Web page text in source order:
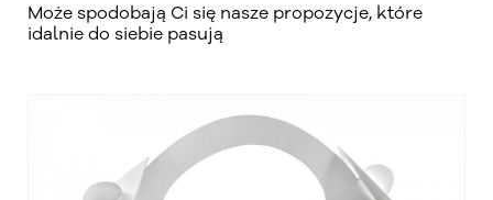
Może spodobają Ci się nasze propozycje, które
idalnie do siebie pasują